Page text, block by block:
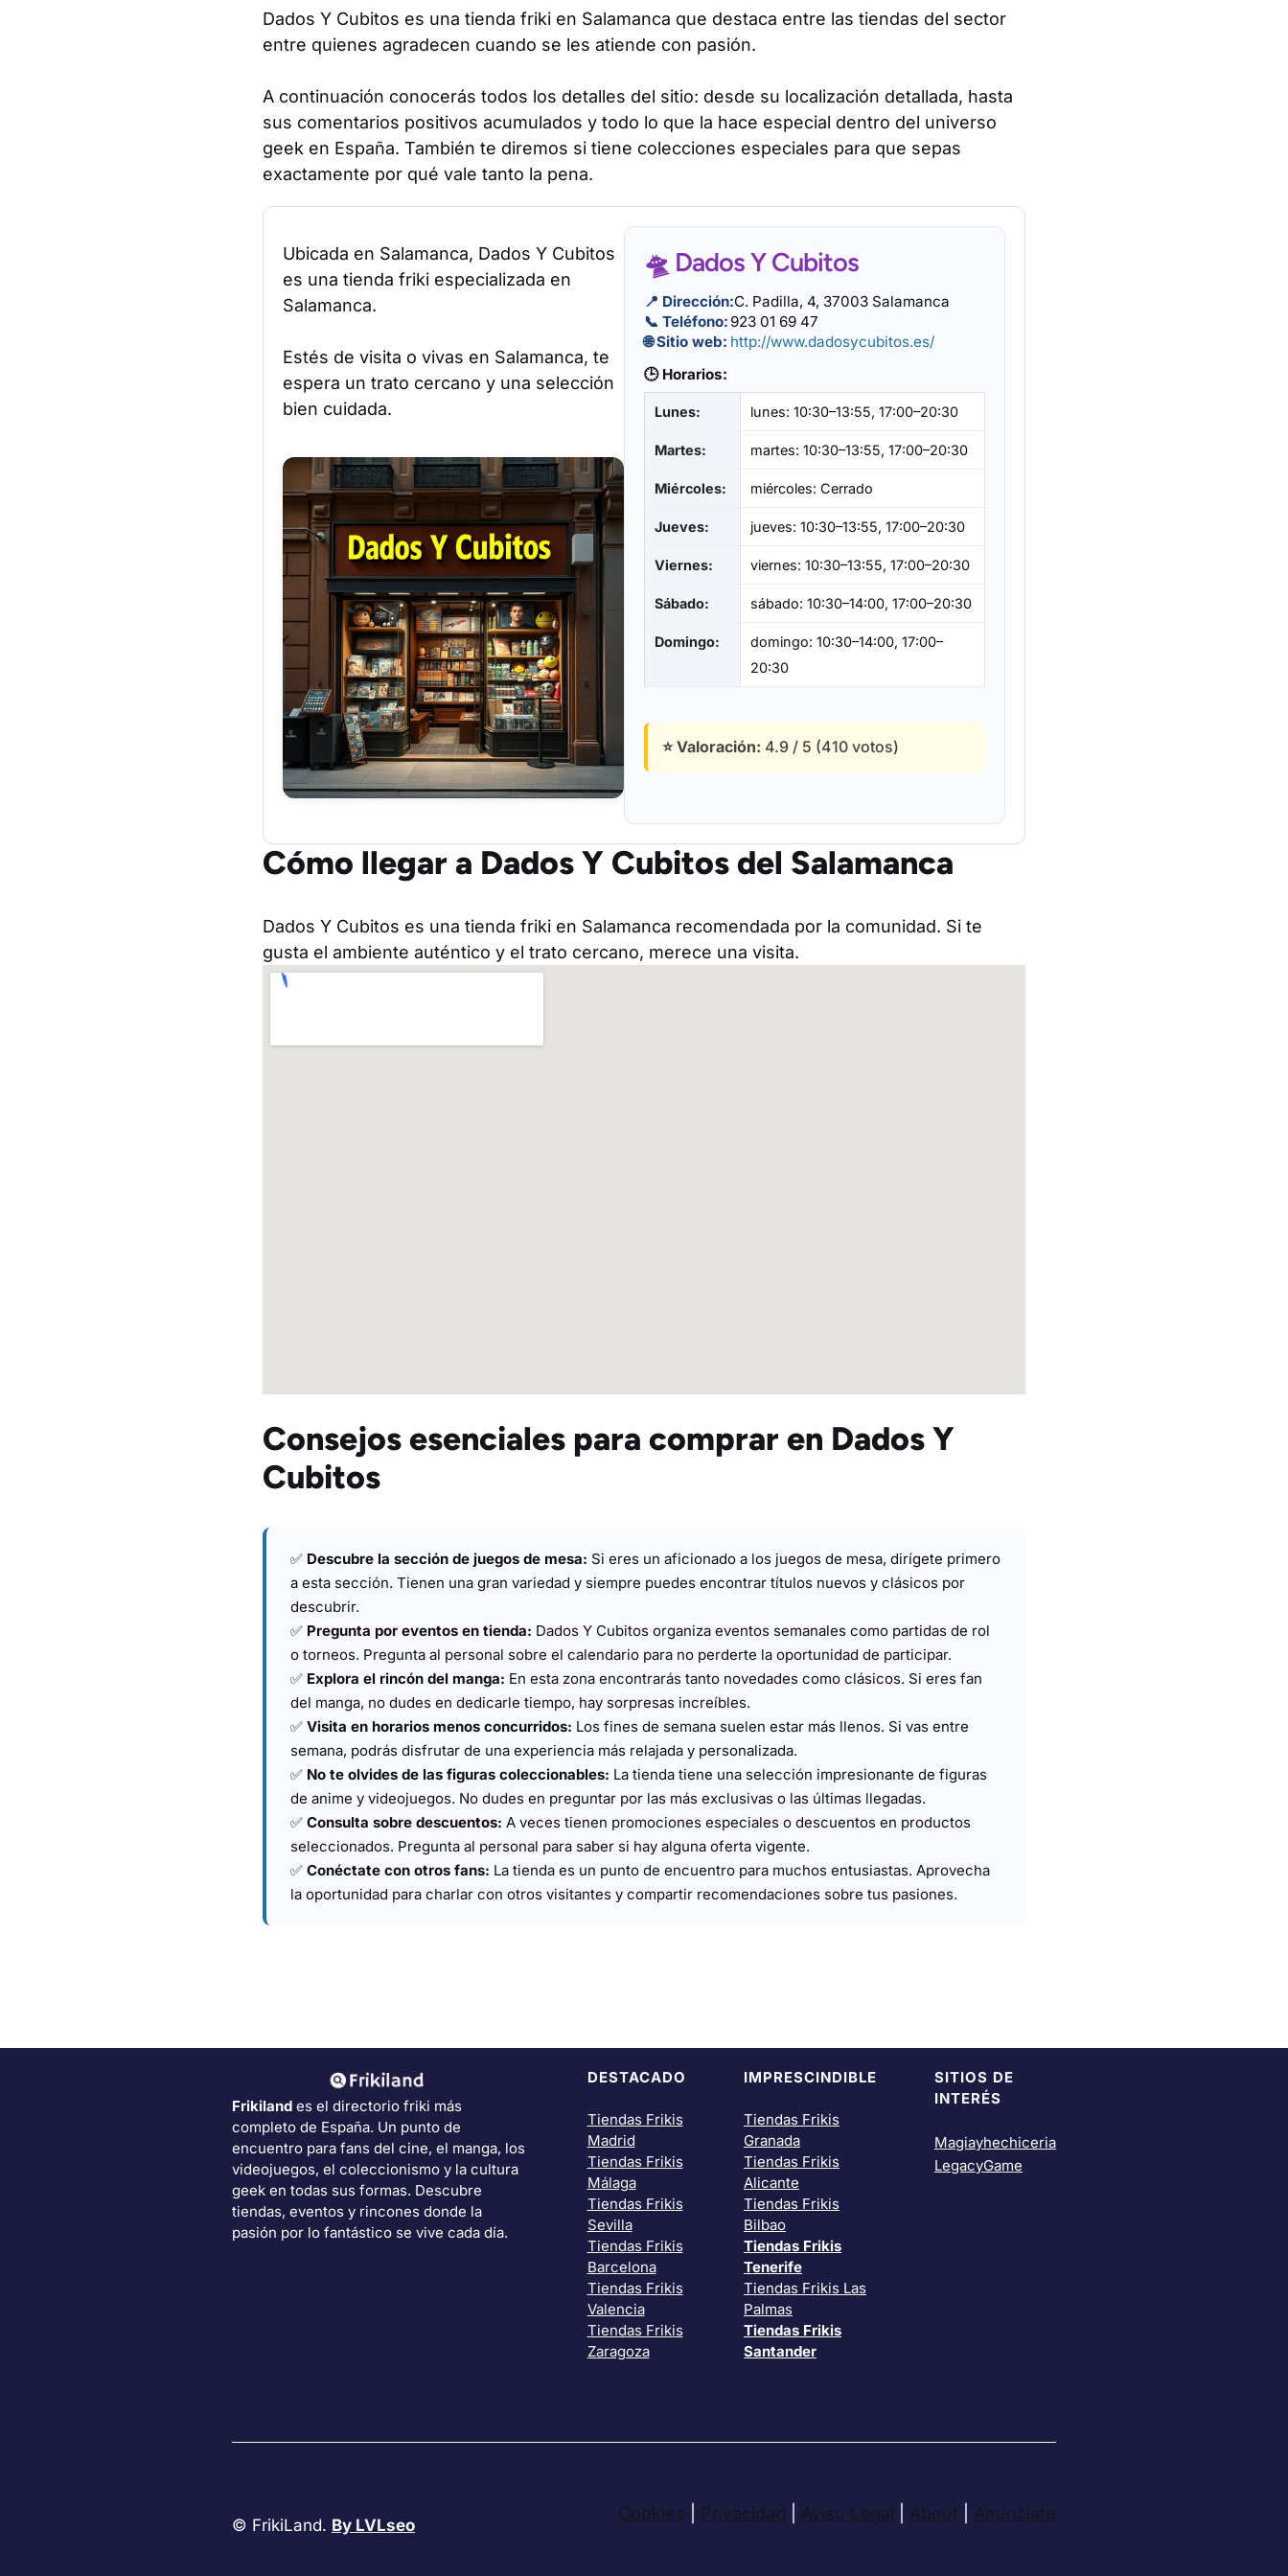
Dados Y Cubitos es una tienda friki en Salamanca que destaca entre las tiendas del sector
entre quienes agradecen cuando se les atiende con pasión.
A continuación conocerás todos los detalles del sitio: desde su localización detallada, hasta
sus comentarios positivos acumulados y todo lo que la hace especial dentro del universo
geek en España. También te diremos si tiene colecciones especiales para que sepas
exactamente por qué vale tanto la pena.
Ubicada en Salamanca, Dados Y Cubitos
es una tienda friki especializada en
Salamanca.
Estés de visita o vivas en Salamanca, te
espera un trato cercano y una selección
bien cuidada.
🛸 Dados Y Cubitos
📍 Dirección:C. Padilla, 4, 37003 Salamanca
📞 Teléfono: 923 01 69 47
🌐 Sitio web: http://www.dadosycubitos.es/
🕒 Horarios:
Lunes: lunes: 10:30–13:55, 17:00–20:30
Martes: martes: 10:30–13:55, 17:00–20:30
Miércoles: miércoles: Cerrado
Jueves: jueves: 10:30–13:55, 17:00–20:30
Viernes: viernes: 10:30–13:55, 17:00–20:30
Sábado: sábado: 10:30–14:00, 17:00–20:30
Domingo:
domingo: 10:30–14:00, 17:00–
20:30
⭐ Valoración: 4.9 / 5 (410 votos)
Cómo llegar a Dados Y Cubitos del Salamanca
Dados Y Cubitos es una tienda friki en Salamanca recomendada por la comunidad. Si te
gusta el ambiente auténtico y el trato cercano, merece una visita.
Consejos esenciales para comprar en Dados Y
Cubitos
✅ Descubre la sección de juegos de mesa: Si eres un aficionado a los juegos de mesa, dirígete primero
a esta sección. Tienen una gran variedad y siempre puedes encontrar títulos nuevos y clásicos por
descubrir.
✅ Pregunta por eventos en tienda: Dados Y Cubitos organiza eventos semanales como partidas de rol
o torneos. Pregunta al personal sobre el calendario para no perderte la oportunidad de participar.
✅ Explora el rincón del manga: En esta zona encontrarás tanto novedades como clásicos. Si eres fan
del manga, no dudes en dedicarle tiempo, hay sorpresas increíbles.
✅ Visita en horarios menos concurridos: Los fines de semana suelen estar más llenos. Si vas entre
semana, podrás disfrutar de una experiencia más relajada y personalizada.
✅ No te olvides de las figuras coleccionables: La tienda tiene una selección impresionante de figuras
de anime y videojuegos. No dudes en preguntar por las más exclusivas o las últimas llegadas.
✅ Consulta sobre descuentos: A veces tienen promociones especiales o descuentos en productos
seleccionados. Pregunta al personal para saber si hay alguna oferta vigente.
✅ Conéctate con otros fans: La tienda es un punto de encuentro para muchos entusiastas. Aprovecha
la oportunidad para charlar con otros visitantes y compartir recomendaciones sobre tus pasiones.
Frikiland es el directorio friki más
completo de España. Un punto de
encuentro para fans del cine, el manga, los
videojuegos, el coleccionismo y la cultura
geek en todas sus formas. Descubre
tiendas, eventos y rincones donde la
pasión por lo fantástico se vive cada día.
DESTACADO
Tiendas Frikis
Madrid
Tiendas Frikis
Málaga
Tiendas Frikis
Sevilla
Tiendas Frikis
Barcelona
Tiendas Frikis
Valencia
Tiendas Frikis
Zaragoza
IMPRESCINDIBLE
Tiendas Frikis
Granada
Tiendas Frikis
Alicante
Tiendas Frikis
Bilbao
Tiendas Frikis
Tenerife
Tiendas Frikis Las
Palmas
Tiendas Frikis
Santander
SITIOS DE
INTERÉS
Magiayhechiceria
LegacyGame
© FrikiLand. By LVLseo
Cookies Privacidad Aviso Legal About Anúnciate